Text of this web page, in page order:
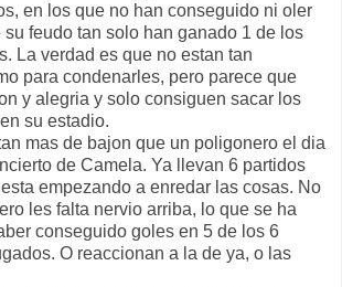
en los que no han conseguido ni oler
su feudo tan solo han ganado 1 de los
La verdad es que no estan tan
para condenarles, pero parece que
y alegria y solo consiguen sacar los
su estadio.
mas de bajon que un poligonero el dia
de Camela. Ya llevan 6 partidos
empezando a enredar las cosas. No
les falta nervio arriba, lo que se ha
conseguido goles en 5 de los 6
O reaccionan a la de ya, o las